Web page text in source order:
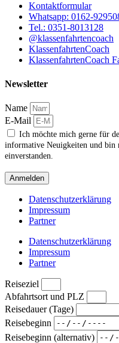
Kontaktformular
Whatsapp: 0162-
Tel.: 0351-8013128
@klassenfahrtencoach
KlassenfahrtenCoach
KlassenfahrtenCoach
Newsletter
Name
E-Mail
Ich möchte mich gerne für
informative Neuigkeiten und bin
einverstanden.
Anmelden
Datenschutzerklärung
Impressum
Partner
Datenschutzerklärung
Impressum
Partner
Reiseziel
Abfahrtsort und PLZ
Reisedauer (Tage)
Reisebeginn
Reisebeginn (alternativ)